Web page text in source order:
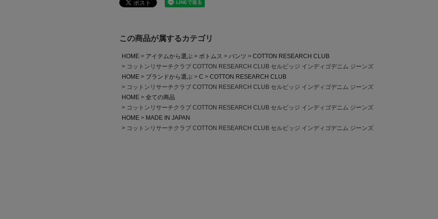
この商品が属するカテゴリ
HOME アイテムから選ぶ ボトムス パンツ
COTTON RESEARCH CLUB
コットンリサーチクラブ COTTON RESEARCH CLUB セルビッジ インディゴデニム ジーンズ
HOME
ブランドから選ぶ C
COTTON RESEARCH CLUB
コットンリサーチクラブ COTTON RESEARCH CLUB セルビッジ インディゴデニム ジーンズ
HOME
全ての商品
コットンリサーチクラブ COTTON RESEARCH CLUB セルビッジ インディゴデニム ジーンズ
HOME
MADE IN JAPAN
コットンリサーチクラブ COTTON RESEARCH CLUB セルビッジ インディゴデニム ジーンズ